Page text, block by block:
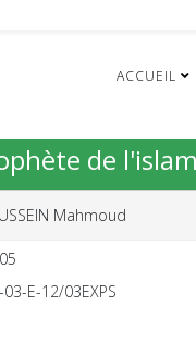
ACCUEIL
de
Mahmoud
03-E-12/03EXPS